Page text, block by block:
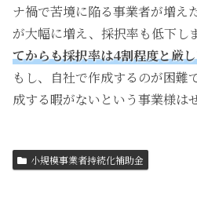
ナ禍で苦境に陥る事業者が増え
が大幅に増え、採択率も低下し
てからも採択率は4割程度と厳
もし、自社で作成するのが困難
成する暇がないという事業様は
小規模事業者持続化補助金